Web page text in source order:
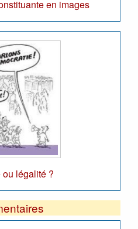
en images
légalité ?